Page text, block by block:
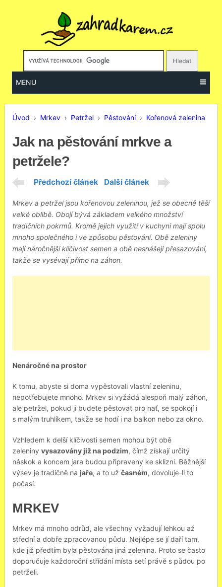
MENU
Úvod › Mrkev› Petržel› Pěstování› Kořenová zelenina
Jak na pěstování mrkve a
petržele?
Předchozí článek Další článek
Mrkev a petržel jsou kořenovou zeleninou, jež se obecně těší
velké oblibě. Obojí bývá základem velkého množství
tradičních pokrmů. Kromě jejich využití v kuchyni mají spolu
mnoho společného i ve způsobu pěstování. Obě zeleniny
mají náročnější klíčivost semen a obě nesnášejí přesazování,
takže se vysévají přímo na záhon.
Nenáročné na prostor
K tomu, abyste si doma vypěstovali vlastní zeleninu,
nepotřebujete mnoho. Mrkev si vyžádá alespoň malý záhon,
ale petržel, pokud ji budete pěstovat pro nať, se spokojí i
s malým truhlíkem, takže se hodí i na balkon nebo za okno.
Vzhledem k delší klíčivosti semen mohou být obě
zeleniny vysazovány již na podzim, čímž získají určitý
náskok a koncem jara budou připraveny ke sklizni. Běžnější
výsev je tradičně na jaře, a to už časném, dovoluje-li to
počasí.
MRKEV
Mrkev má mnoho odrůd, ale všechny vyžadují lehkou až
střední a dobře zpracovanou půdu. Nejlépe se jí daří tam,
kde již předtím byla pěstována jiná zelenina. Proto se často
doporučuje každoroční střídání místa setí právě s půdou po
petrželi.